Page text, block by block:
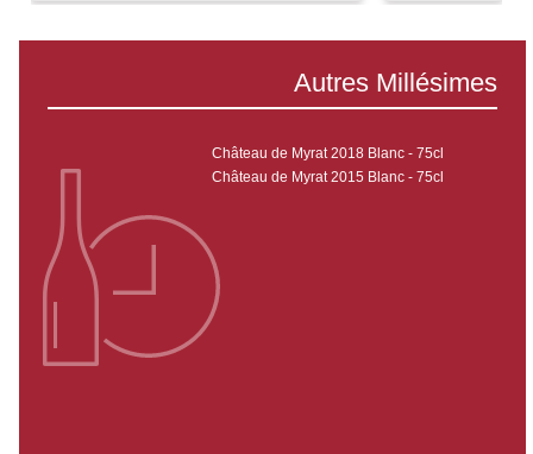
Autres Millésimes
Château de Myrat 2018 Blanc - 75cl
Château de Myrat 2015 Blanc - 75cl